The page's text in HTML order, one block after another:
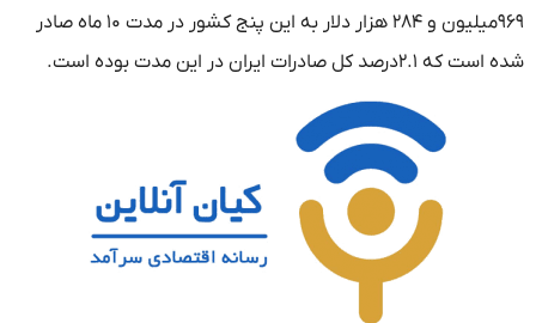
۹۶۹میلیون و ۲۸۴ هزار دلار به این پنج کشور در مدت ۱۰ ماه صادر
شده است که ۲.۱درصد کل صادرات ایران در این مدت بوده است.